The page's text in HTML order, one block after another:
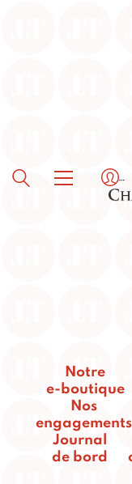
Notre
e-boutique
Nos
engagements
Journal
de bord